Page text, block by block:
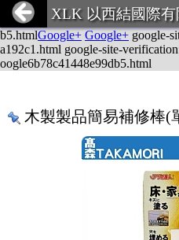
google-site-verification:
le+ Google+Google+google-site-
b5.htmlGoogle+ Google+ google-
a192c1.html google-site-
oogle6b78c41448e99db5.html
XLK 以西結國際有
木製製品簡易補修棒(